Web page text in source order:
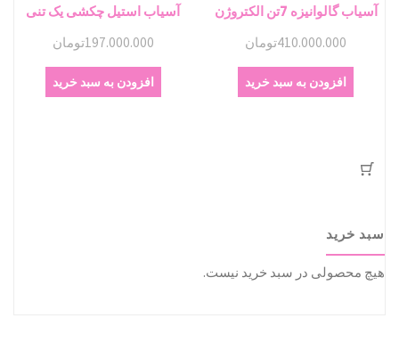
آسیاب گالوانیزه 7تن الکتروژن
410.000.000تومان
افزودن به سبد خرید
آسیاب استیل چکشی یک تنی
197.000.000تومان
افزودن به سبد خرید
سبد خرید
هیچ محصولی در سبد خرید نیست.